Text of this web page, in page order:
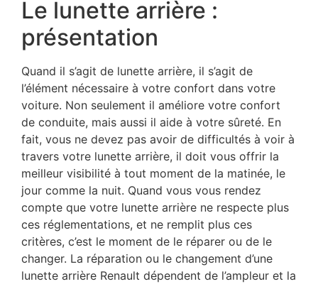
Le lunette arrière :
présentation
Quand il s’agit de lunette arrière, il s’agit de
l’élément nécessaire à votre confort dans votre
voiture. Non seulement il améliore votre confort
de conduite, mais aussi il aide à votre sûreté. En
fait, vous ne devez pas avoir de difficultés à voir à
travers votre lunette arrière, il doit vous offrir la
meilleur visibilité à tout moment de la matinée, le
jour comme la nuit. Quand vous vous rendez
compte que votre lunette arrière ne respecte plus
ces réglementations, et ne remplit plus ces
critères, c’est le moment de le réparer ou de le
changer. La réparation ou le changement d’une
lunette arrière Renault dépendent de l’ampleur et la